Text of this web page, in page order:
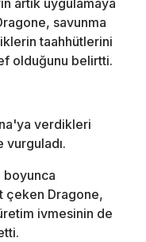
artık uygulamaya
savunma
taahhütlerini
olduğunu belirtti.
verdikleri
boyunca
çeken Dragone,
ivmesinin de